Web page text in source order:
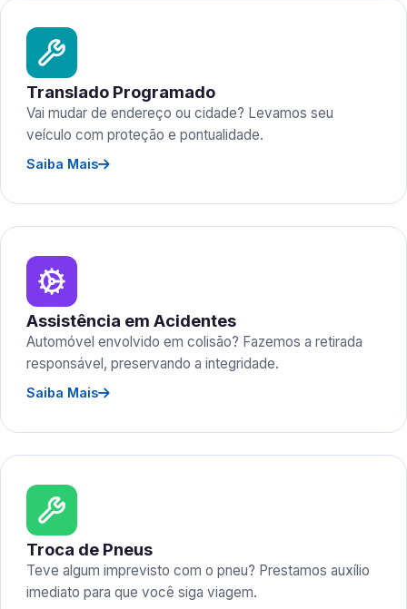
Translado Programado
Vai mudar de endereço ou cidade? Levamos seu
veículo com proteção e pontualidade.
Saiba Mais
Assistência em Acidentes
Automóvel envolvido em colisão? Fazemos a retirada
responsável, preservando a integridade.
Saiba Mais
Troca de Pneus
Teve algum imprevisto com o pneu? Prestamos auxílio
imediato para que você siga viagem.